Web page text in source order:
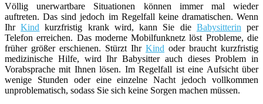
Völlig unerwartbare Situationen können immer mal wieder
auftreten. Das sind jedoch im Regelfall keine dramatischen. Wenn
IhrKind kurzfristig krank wird, kann Sie die Babysitterin per
Telefon erreichen. Das moderne Mobilfunknetz löst Probleme, die
früher größer erschienen. Stürzt Ihr Kind oder braucht kurzfristig
medizinische Hilfe, wird Ihr Babysitter auch dieses Problem in
Vorabsprache mit Ihnen lösen. Im Regelfall ist eine Aufsicht über
wenige Stunden oder eine einzelne Nacht jedoch vollkommen
unproblematisch, sodass Sie sich keine Sorgen machen müssen.